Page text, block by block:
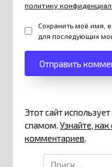
политику
Сохранить моё имя,
для последующих
Этот сайт
спамом.Узнайте,
комментариев.
Search